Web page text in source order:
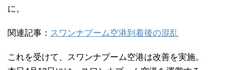
に。
関連記事： スワンナプーム空港到着後の混乱
これを受けて、スワンナプーム空港は改善を実施。